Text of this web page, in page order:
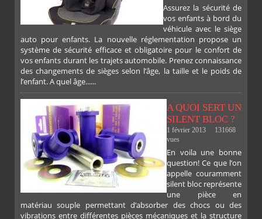
PLUS
Assurez la sécurité de
vos enfants à bord du
véhicule avec le siège
auto pour enfants. La nouvelle réglementation propose un
système de sécurité efficace et obligatoire pour le confort de
vos enfants durant les trajets automobile. Prenez connaissance
des changements de sièges selon l’âge, la taille et le poids de
l’enfant. A quel âge......
A QUOI SERT UN
SILENT BLOC ?
1 février 2013
131668
vues
En voila une bonne
question! Ce que l’on
appelle couramment
silent bloc représente
une pièce en
matériau souple permettant d’absorber des chocs ou des
vibrations entre différentes pièces mécaniques et la structure